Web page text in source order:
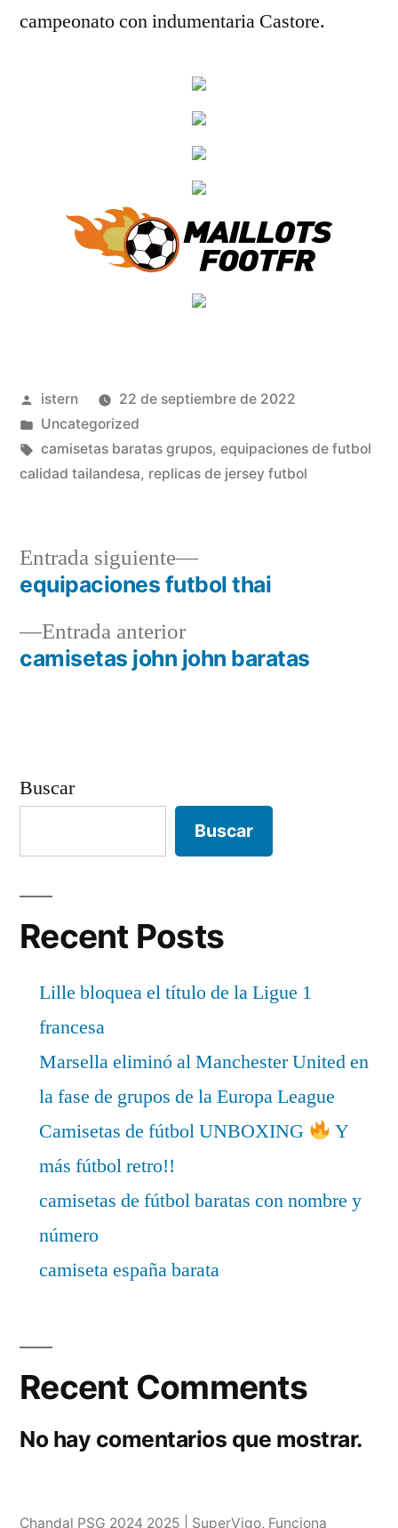
campeonato con indumentaria Castore.
Publicado
por
istern
22 de septiembre de 2022
Publicado
en
Uncategorized
Etiquetas:
camisetas baratas grupos, equipaciones de futbol
calidad tailandesa, replicas de jersey futbol
Navegación
de
entradas
Entrada anteriorEntrada
anterior:
camisetas john john baratas
Entrada siguiente
Entrada
siguiente:
equipaciones futbol thai
Buscar
Buscar
Recent Posts
Lille bloquea el título de la Ligue 1
francesa
Marsella eliminó al Manchester United en
la fase de grupos de la Europa League
Camisetas de fútbol UNBOXING
Y
más fútbol retro!!
camisetas de fútbol baratas con nombre y
número
camiseta españa barata
Recent Comments
No hay comentarios que mostrar.
Chandal PSG 2024 2025 | SuperVigo, Funciona